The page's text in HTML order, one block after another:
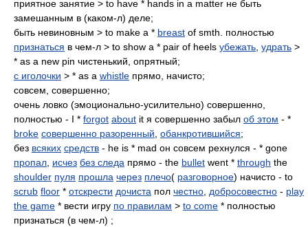
приятное занятие > to have * hands in a matter не быть
замешанным в (каком-л) деле;
быть невиновным > to make a * breast of smth. полностью
признаться в чем-л > to show a * pair of heels убежать удрать >
* as a new pin чистенький, опрятный;
с иголочки > * as a whistle прямо, начисто;
совсем, совершенно;
очень ловко (эмоционально-усилительно) совершенно,
полностью - I * forgot about it я совершенно забыл об этом - *
broke совершенно разоренный обанкротившийся;
без всяких средств - he is * mad он совсем рехнулся - * gone
пропал исчез без следа прямо - the bullet went * through the
shoulder пуля прошла через плечо( разговорное) начисто - to
scrub floor * отскрести дочиста пол честно добросовестно - play
the game * вести игру по правилам > to come * полностью
признаться (в чем-л) ;